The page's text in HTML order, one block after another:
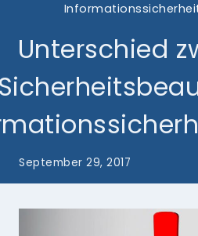
Unterschied
September 29, 2017